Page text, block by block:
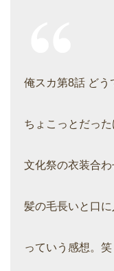
俺スカ第8話 どう
ちょこっとだった
文化祭の衣装合わ
髪の毛長いと口
っていう感想。笑